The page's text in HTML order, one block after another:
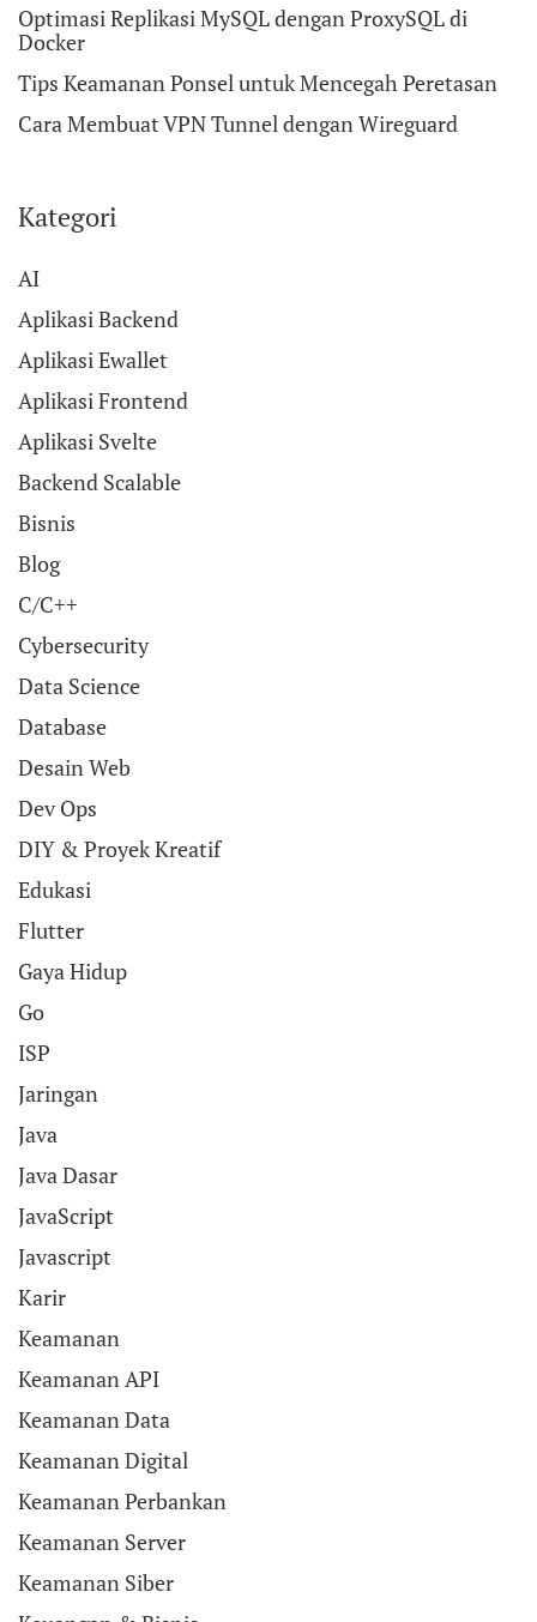
Optimasi Replikasi MySQL dengan ProxySQL di
Docker
Tips Keamanan Ponsel untuk Mencegah Peretasan
Cara Membuat VPN Tunnel dengan Wireguard
Kategori
AI
Aplikasi Backend
Aplikasi Ewallet
Aplikasi Frontend
Aplikasi Svelte
Backend Scalable
Bisnis
Blog
C/C++
Cybersecurity
Data Science
Database
Desain Web
Dev Ops
DIY & Proyek Kreatif
Edukasi
Flutter
Gaya Hidup
Go
ISP
Jaringan
Java
Java Dasar
JavaScript
Javascript
Karir
Keamanan
Keamanan API
Keamanan Data
Keamanan Digital
Keamanan Perbankan
Keamanan Server
Keamanan Siber